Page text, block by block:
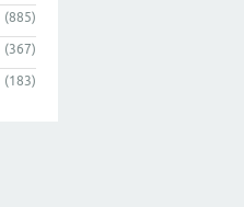
(885)
(367)
(183)